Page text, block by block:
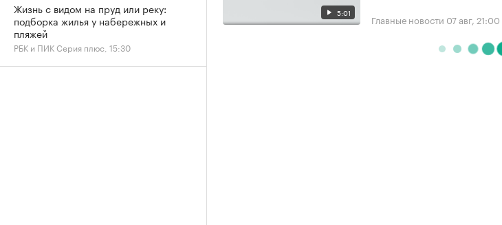
5:01 Главные новости 07 авг, 21:00
Жизнь с видом на пруд или реку:
подборка жилья у набережных и
пляжей
РБК и ПИК Серия плюс, 15:30